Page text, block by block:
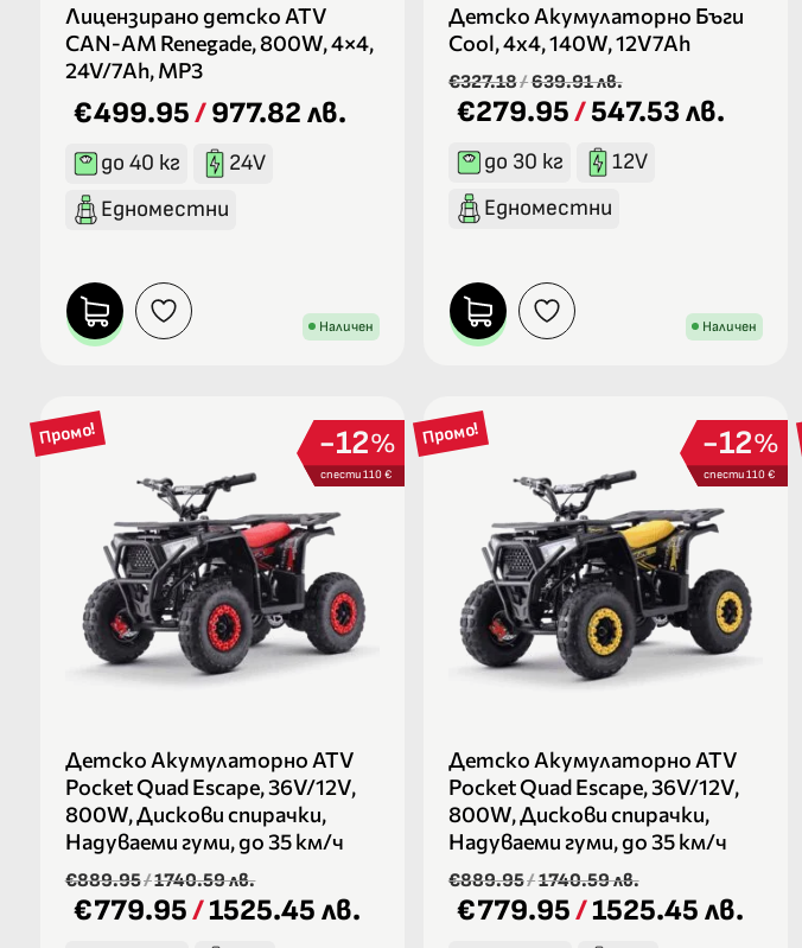
Лицензирано детско ATV
CAN-AM Renegade, 800W, 4×4,
24V/7Ah, MP3
€499.95/977.82 лв.
до 40 кг
24V
Едноместни
Наличен
Детско Акумулаторно Бъги
Cool, 4х4, 140W, 12V7Ah
€327.18/639.91 лв.
€279.95/547.53 лв.
до 30 кг
12V
Едноместни
Наличен
Промо! %
12
спести 110 €
Детско Акумулаторно ATV
Pocket Quad Escape, 36V/12V,
800W, Дискови спирачки,
Надуваеми гуми, до 35 км/ч
€889.95/1740.59 лв.
€779.95/1525.45 лв.
Промо! %
12
спести 110 €
Детско Акумулаторно ATV
Pocket Quad Escape, 36V/12V,
800W, Дискови спирачки,
Надуваеми гуми, до 35 км/ч
€889.95/1740.59 лв.
€779.95/1525.45 лв.